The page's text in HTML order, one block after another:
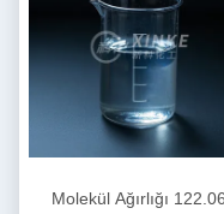
Molekül Ağırlığı 122.06